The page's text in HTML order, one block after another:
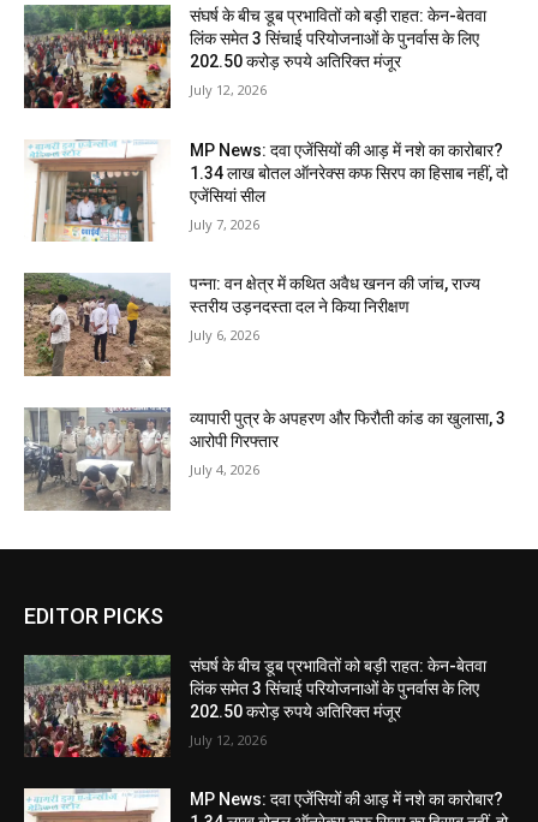
संघर्ष के बीच डूब प्रभावितों को बड़ी राहत: केन-बेतवा
लिंक समेत 3 सिंचाई परियोजनाओं के पुनर्वास के लिए
202.50 करोड़ रुपये अतिरिक्त मंजूर
July 12, 2026
MP News: दवा एजेंसियों की आड़ में नशे का कारोबार?
1.34 लाख बोतल ऑनरेक्स कफ सिरप का हिसाब नहीं, दो
एजेंसियां सील
July 7, 2026
पन्ना: वन क्षेत्र में कथित अवैध खनन की जांच, राज्य
स्तरीय उड़नदस्ता दल ने किया निरीक्षण
July 6, 2026
व्यापारी पुत्र के अपहरण और फिरौती कांड का खुलासा, 3
आरोपी गिरफ्तार
July 4, 2026
EDITOR PICKS
संघर्ष के बीच डूब प्रभावितों को बड़ी राहत: केन-बेतवा
लिंक समेत 3 सिंचाई परियोजनाओं के पुनर्वास के लिए
202.50 करोड़ रुपये अतिरिक्त मंजूर
July 12, 2026
MP News: दवा एजेंसियों की आड़ में नशे का कारोबार?